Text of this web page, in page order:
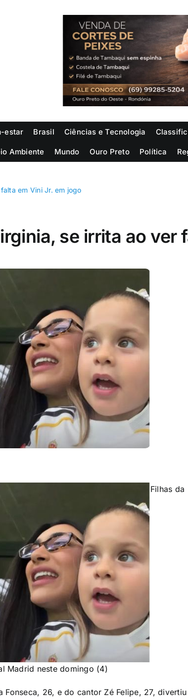
estar Brasil Ciências e Tecnologia
Ambiente Mundo Ouro Preto Política
em Vini Jr. em jogo
se irrita ao ver
Filhas da
Madrid neste domingo (4)
26, e do cantor Zé Felipe, 27,